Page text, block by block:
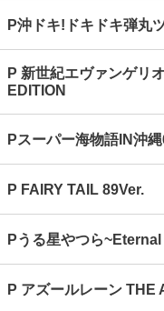
P沖ドキ!ドキドキ弾丸
P 新世紀エヴァンゲリ
EDITION
Pスーパー海物語IN沖
P FAIRY TAIL 89Ver.
Pうる星やつら
P アズールレーン THE